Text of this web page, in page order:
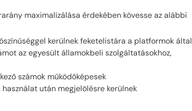
maximalizálása érdekében kövesse az alábbi
kerülnek feketelistára a platformok által
az egyesült államokbeli szolgáltatásokhoz,
számok működőképesek
után megjelölésre kerülnek